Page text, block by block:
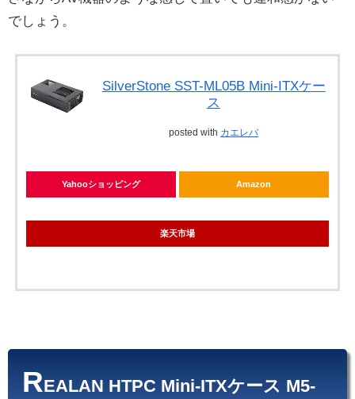
でしょう。
SilverStone SST-ML05B Mini-ITXケー
ス
posted with カエレバ
Yahooショッピング Amazon
楽天市場
REALAN HTPC Mini-ITXケース M5-